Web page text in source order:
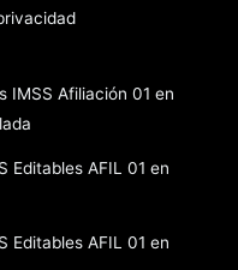
IMSS Afiliación 01 en
Editables AFIL 01 en
Editables AFIL 01 en